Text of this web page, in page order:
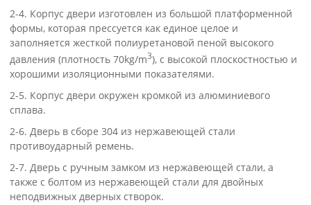
2-4. Корпус двери изготовлен из большой платформенной
формы, которая прессуется как единое целое и
заполняется жесткой полиуретановой пеной высокого
давления (плотность 70kg/m3), с высокой плоскостностью и
хорошими изоляционными показателями.
2-5. Корпус двери окружен кромкой из алюминиевого
сплава.
2-6. Дверь в сборе 304 из нержавеющей стали
противоударный ремень.
2-7. Дверь с ручным замком из нержавеющей стали, а
также с болтом из нержавеющей стали для двойных
неподвижных дверных створок.